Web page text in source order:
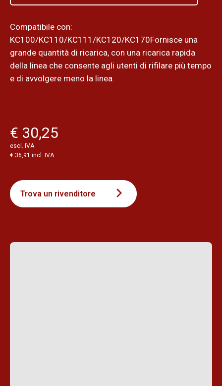
Compatibile con:
KC100/KC110/KC111/KC120/KC170Fornisce una
grande quantità di ricarica, con una ricarica rapida
della linea che consente agli utenti di rifilare più tempo
e di avvolgere meno la linea.
€ 30,25
escl. IVA
€ 36,91 incl. IVA
Trova un rivenditore